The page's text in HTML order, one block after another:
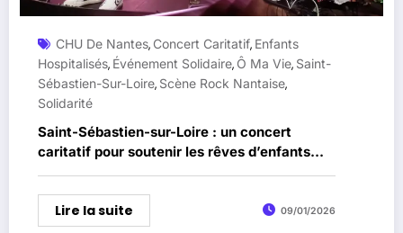
CHU De Nantes, Concert Caritatif, Enfants
Hospitalisés, Événement Solidaire, Ô Ma Vie, Saint-
Sébastien-Sur-Loire, Scène Rock Nantaise,
Solidarité
Saint-Sébastien-sur-Loire : un concert
caritatif pour soutenir les rêves d’enfants
hospitalisés
Lire la suite 09/01/2026